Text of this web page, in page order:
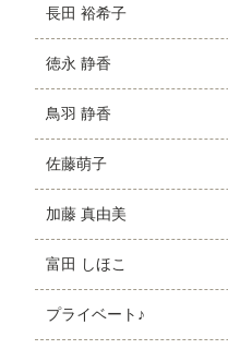
長田 裕希子
徳永 静香
鳥羽 静香
佐藤萌子
加藤 真由美
富田 しほこ
プライベート♪